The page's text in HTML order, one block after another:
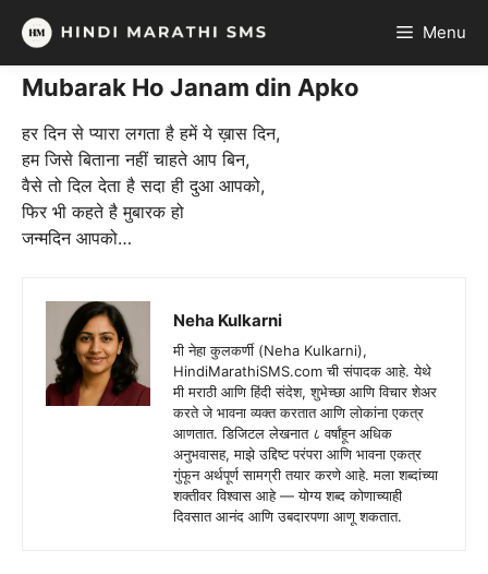
Skip
content
Menu
Mubarak Ho Janam din Apko
हर दिन से प्यारा लगता है हमें ये ख़ास दिन,
हम जिसे बिताना नहीं चाहते आप बिन,
वैसे तो दिल देता है सदा ही दुआ आपको,
फिर भी कहते है मुबारक हो
जन्मदिन आपको…
Neha Kulkarni
मी नेहा कुलकर्णी (Neha Kulkarni),
HindiMarathiSMS.com ची संपादक आहे. येथे
मी मराठी आणि हिंदी संदेश, शुभेच्छा आणि विचार शेअर
करते जे भावना व्यक्त करतात आणि लोकांना एकत्र
आणतात. डिजिटल लेखनात ८ वर्षांहून अधिक
अनुभवासह, माझे उद्दिष्ट परंपरा आणि भावना एकत्र
गुंफून अर्थपूर्ण सामग्री तयार करणे आहे. मला शब्दांच्या
शक्तीवर विश्वास आहे — योग्य शब्द कोणाच्याही
दिवसात आनंद आणि उबदारपणा आणू शकतात.